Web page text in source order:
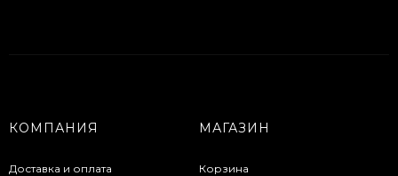
КОМПАНИЯ
Доставка и оплата
МАГАЗИН
Корзина